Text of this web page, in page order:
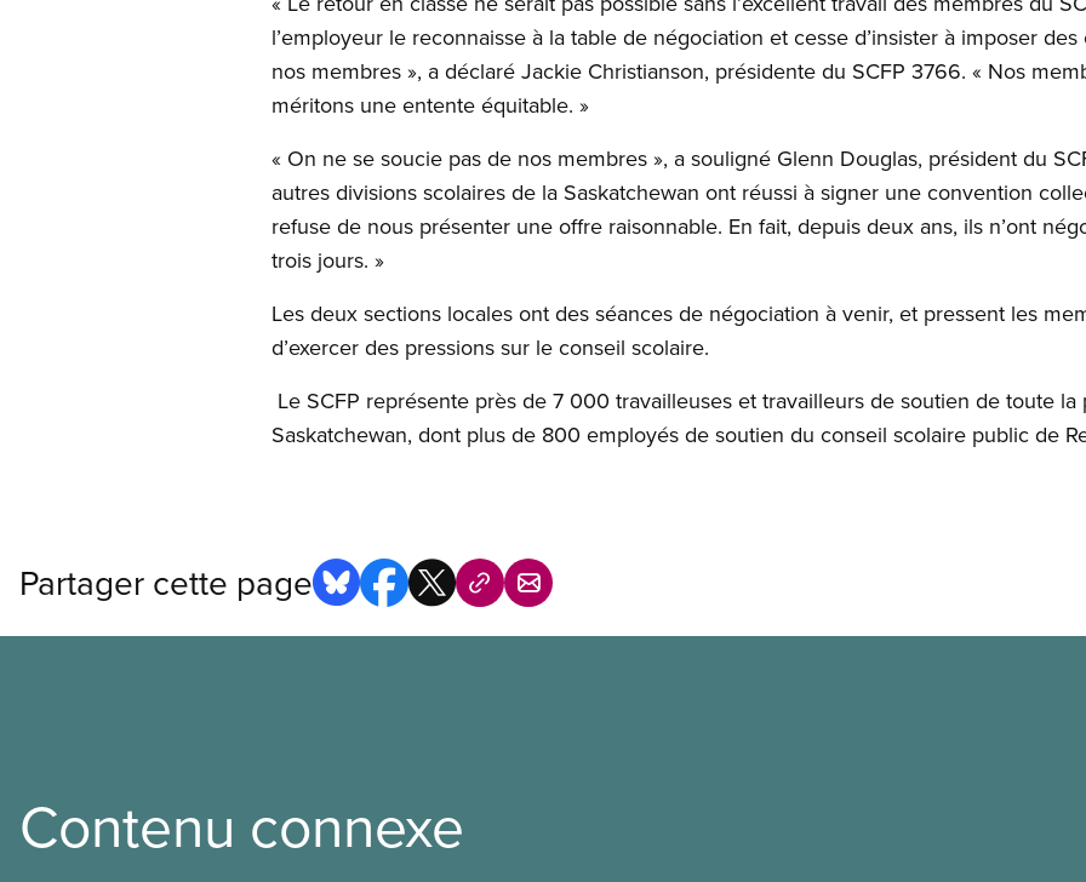
l’employeur le reconnaisse à la table de négociation et cesse d’insister à imposer
nos membres », a déclaré Jackie Christianson, présidente du SCFP 3766. « Nos
méritons une entente équitable. »
« On ne se soucie pas de nos membres », a souligné Glenn Douglas, président du
autres divisions scolaires de la Saskatchewan ont réussi à signer une convention
refuse de nous présenter une offre raisonnable. En fait, depuis deux ans, ils n’ont
trois jours. »
Les deux sections locales ont des séances de négociation à venir, et pressent les
d’exercer des pressions sur le conseil scolaire.
Le SCFP représente près de 7 000 travailleuses et travailleurs de soutien de toute
Saskatchewan, dont plus de 800 employés de soutien du conseil scolaire public de
Partager cette page
Contenu connexe